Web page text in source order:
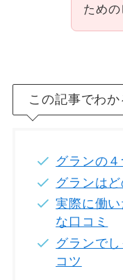
ための
この記事でわか
グランの
グランは
実際に働
な口コミ
グランで
コツ